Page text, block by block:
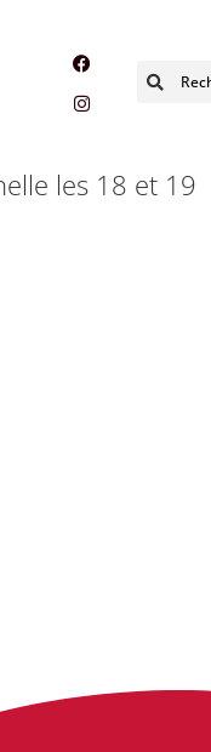
les 18 et 19